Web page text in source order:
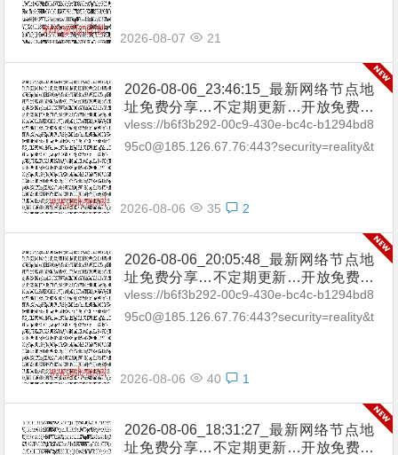
2026-08-07 21
2026-08-06_23:46:15_最新网络节点地
址免费分享…不定期更新…开放免费分
享（网络免费节点香港|日本|韩国|新加
坡|台湾|马来西亚|…
vless://b6f3b292-00c9-430e-bc4c-b1294bd8
95c0@185.126.67.76:443?security=reality&t
2026-08-06 35 2
2026-08-06_20:05:48_最新网络节点地
址免费分享…不定期更新…开放免费分
享（网络免费节点香港|日本|韩国|新加
坡|台湾|马来西亚|…
vless://b6f3b292-00c9-430e-bc4c-b1294bd8
95c0@185.126.67.76:443?security=reality&t
2026-08-06 40 1
2026-08-06_18:31:27_最新网络节点地
址免费分享…不定期更新…开放免费分